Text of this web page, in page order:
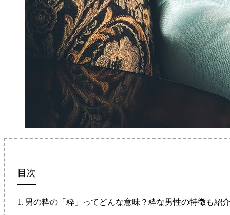
目次
男の粋の「粋」ってどんな意味？粋な男性の特徴も紹